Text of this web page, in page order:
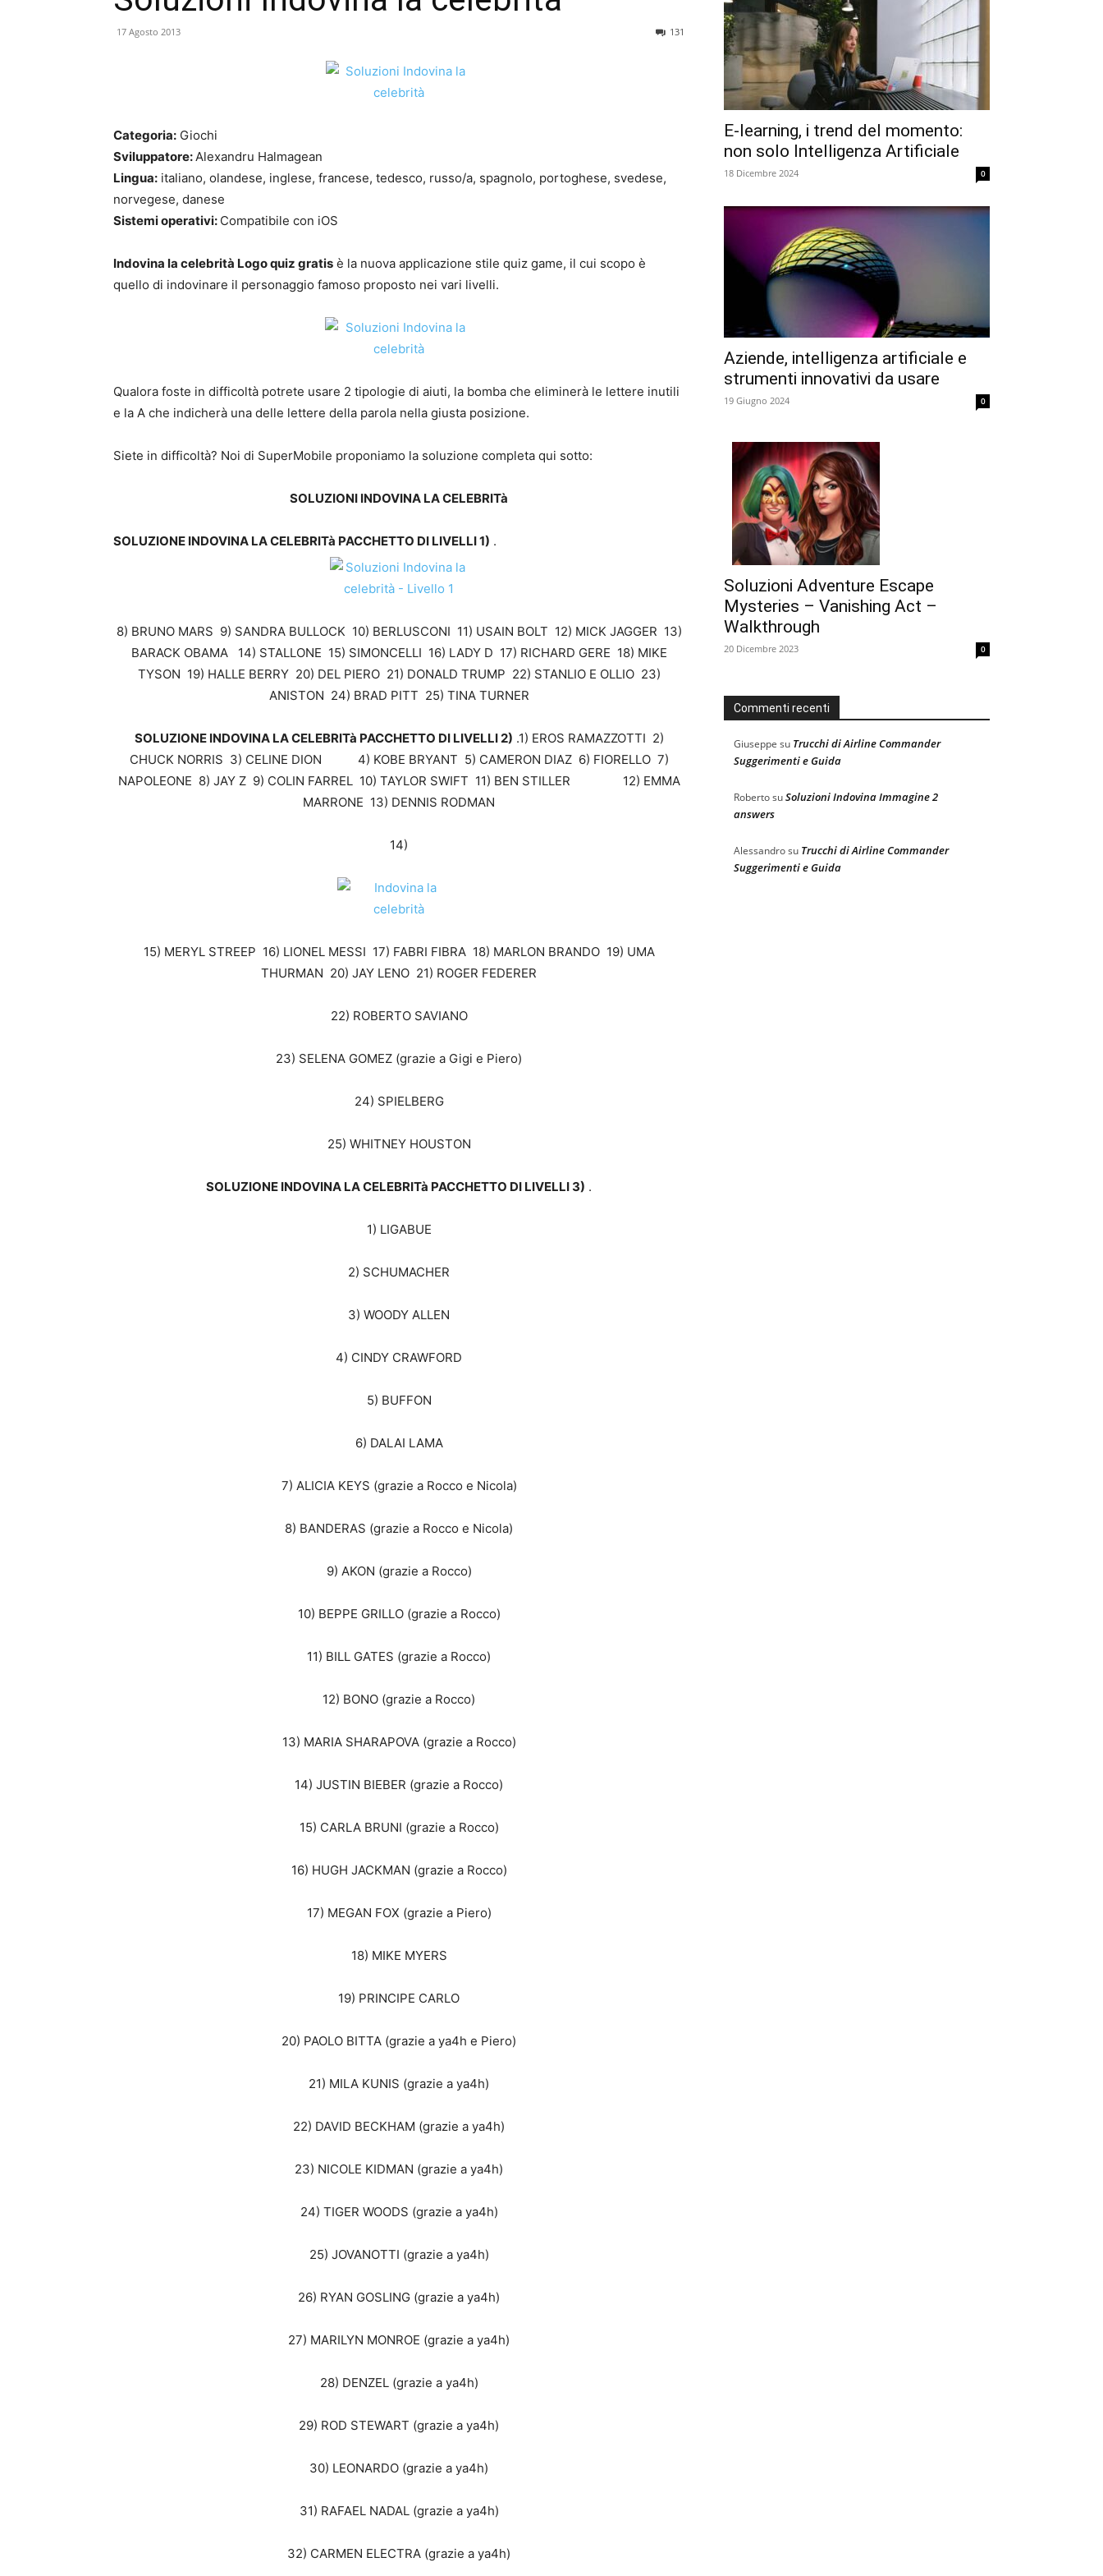
17 Agosto 2013 131
Categoria: Giochi
Sviluppatore:Alexandru Halmagean
Lingua: italiano, olandese, inglese, francese, tedesco, russo/a, spagnolo, portoghese, svedese,
norvegese, danese
Sistemi operativi: Compatibile con iOS
Indovina la celebrità Logo quiz gratis è la nuova applicazione stile quiz game, il cui scopo è
quello di indovinare il personaggio famoso proposto nei vari livelli.
Qualora foste in difficoltà potrete usare 2 tipologie di aiuti, la bomba che eliminerà le lettere inutili
e la A che indicherà una delle lettere della parola nella giusta posizione.
Siete in difficoltà? Noi di SuperMobile proponiamo la soluzione completa qui sotto:
SOLUZIONI INDOVINA LA CELEBRITà
SOLUZIONE INDOVINA LA CELEBRITà PACCHETTO DI LIVELLI 1) .
8) BRUNO MARS 9) SANDRA BULLOCK 10) BERLUSCONI 11) USAIN BOLT 12) MICK JAGGER 13)
BARACK OBAMA 14) STALLONE 15) SIMONCELLI 16) LADY D 17) RICHARD GERE 18) MIKE
TYSON 19) HALLE BERRY 20) DEL PIERO 21) DONALD TRUMP 22) STANLIO E OLLIO 23)
ANISTON 24) BRAD PITT 25) TINA TURNER
SOLUZIONE INDOVINA LA CELEBRITà PACCHETTO DI LIVELLI 2) .1) EROS RAMAZZOTTI 2)
CHUCK NORRIS 3) CELINE DION 4) KOBE BRYANT 5) CAMERON DIAZ 6) FIORELLO 7)
NAPOLEONE 8) JAY Z 9) COLIN FARREL 10) TAYLOR SWIFT 11) BEN STILLER 12) EMMA
MARRONE 13) DENNIS RODMAN
14)
15) MERYL STREEP 16) LIONEL MESSI 17) FABRI FIBRA 18) MARLON BRANDO 19) UMA
THURMAN 20) JAY LENO 21) ROGER FEDERER
22) ROBERTO SAVIANO
23) SELENA GOMEZ (grazie a Gigi e Piero)
24) SPIELBERG
25) WHITNEY HOUSTON
SOLUZIONE INDOVINA LA CELEBRITà PACCHETTO DI LIVELLI 3) .
1) LIGABUE
2) SCHUMACHER
3) WOODY ALLEN
4) CINDY CRAWFORD
5) BUFFON
6) DALAI LAMA
7) ALICIA KEYS (grazie a Rocco e Nicola)
8) BANDERAS (grazie a Rocco e Nicola)
9) AKON (grazie a Rocco)
10) BEPPE GRILLO (grazie a Rocco)
11) BILL GATES (grazie a Rocco)
12) BONO (grazie a Rocco)
13) MARIA SHARAPOVA (grazie a Rocco)
14) JUSTIN BIEBER (grazie a Rocco)
15) CARLA BRUNI (grazie a Rocco)
16) HUGH JACKMAN (grazie a Rocco)
17) MEGAN FOX (grazie a Piero)
18) MIKE MYERS
19) PRINCIPE CARLO
20) PAOLO BITTA (grazie a ya4h e Piero)
21) MILA KUNIS (grazie a ya4h)
22) DAVID BECKHAM (grazie a ya4h)
23) NICOLE KIDMAN (grazie a ya4h)
24) TIGER WOODS (grazie a ya4h)
25) JOVANOTTI (grazie a ya4h)
26) RYAN GOSLING (grazie a ya4h)
27) MARILYN MONROE (grazie a ya4h)
28) DENZEL (grazie a ya4h)
29) ROD STEWART (grazie a ya4h)
30) LEONARDO (grazie a ya4h)
31) RAFAEL NADAL (grazie a ya4h)
32) CARMEN ELECTRA (grazie a ya4h)
E-learning, i trend del momento:
non solo Intelligenza Artificiale
18 Dicembre 2024 0
Aziende, intelligenza artificiale e
strumenti innovativi da usare
19 Giugno 2024 0
Soluzioni Adventure Escape
Mysteries – Vanishing Act –
Walkthrough
20 Dicembre 2023 0
Commenti recenti
Giuseppe su Trucchi di Airline Commander
Suggerimenti e Guida
RobertosuSoluzioni Indovina Immagine 2
answers
Alessandrosu Trucchi di Airline Commander
Suggerimenti e Guida